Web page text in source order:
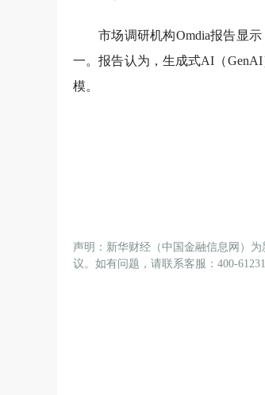
市场调研机构Omdia报告显
一。报告认为，生成式AI（
模。
声明：新华财经（中国金融信息网）
议。如有问题，请联系客服：400-